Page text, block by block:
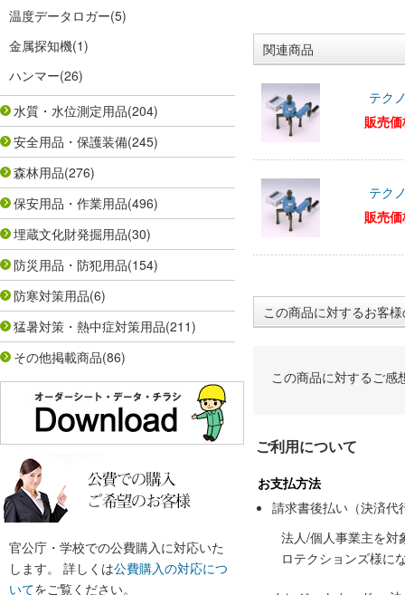
温度データロガー(5)
金属探知機(1)
ハンマー(26)
水質・水位測定用品(204)
安全用品・保護装備(245)
森林用品(276)
保安用品・作業用品(496)
埋蔵文化財発掘用品(30)
防災用品・防犯用品(154)
防寒対策用品(6)
猛暑対策・熱中症対策用品(211)
その他掲載商品(86)
官公庁・学校での公費購入に対応いた
します。 詳しくは公費購入の対応につ
いてをご覧ください。
関連商品
テク
販売
テク
販売
この商品に対するお客
この商品に対するご感
ご利用について
お支払方法
請求書後払い（決済代
法人/個人事業主を対
ロテクションズ様に